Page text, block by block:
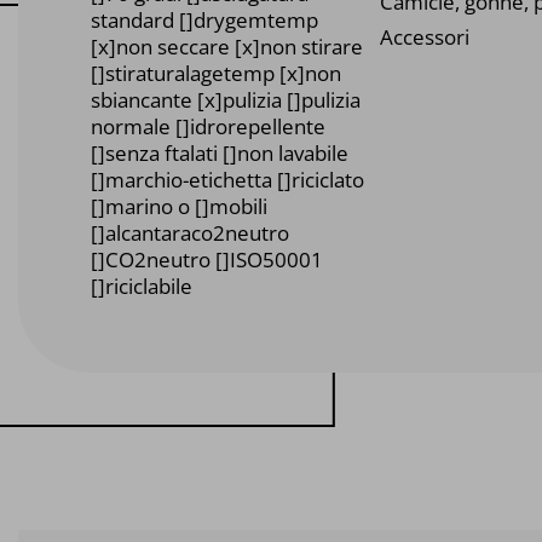
standard []drygemtemp
[x]non seccare [x]non stirare
[]stiraturalagetemp [x]non
sbiancante [x]pulizia []pulizia
normale []idrorepellente
[]senza ftalati []non lavabile
[]marchio-etichetta []riciclato
[]marino o []mobili
[]alcantaraco2neutro
[]CO2neutro []ISO50001
[]riciclabile
Accessori